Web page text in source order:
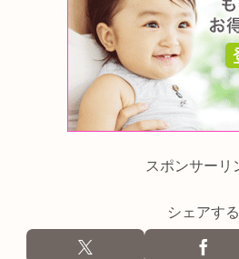
スポンサーリ
シェアする